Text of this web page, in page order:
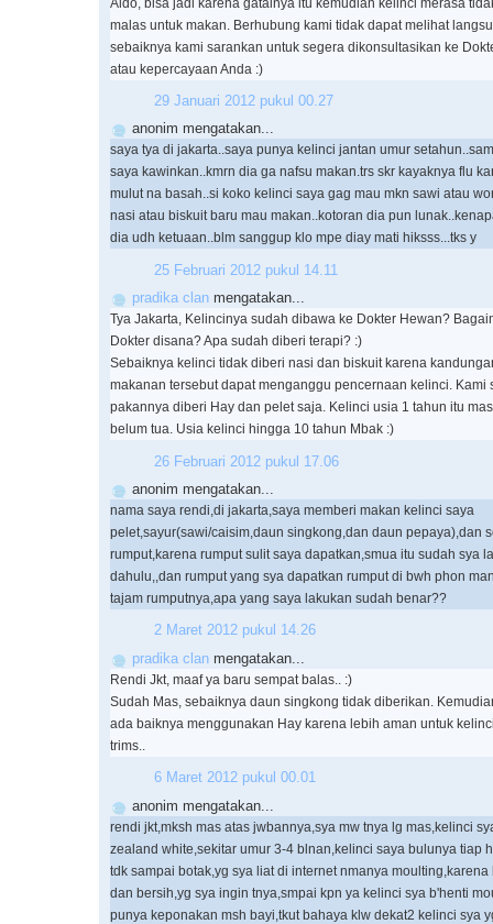
malas untuk makan. Berhubung kami tidak dapat melihat
sebaiknya kami sarankan untuk segera dikonsultasikan ke
atau kepercayaan Anda :)
29 Januari 2012 pukul 00.27
anonim mengatakan...
saya tya di jakarta..saya punya kelinci jantan umur
saya kawinkan..kmrn dia ga nafsu makan.trs skr kayaknya flu
mulut na basah..si koko kelinci saya gag mau mkn sawi atau
nasi atau biskuit baru mau makan..kotoran dia pun
dia udh ketuaan..blm sanggup klo mpe diay mati hiksss...tks y
25 Februari 2012 pukul 14.11
pradika clan mengatakan...
Tya Jakarta, Kelincinya sudah dibawa ke Dokter Hewan?
Dokter disana? Apa sudah diberi terapi? :)
Sebaiknya kelinci tidak diberi nasi dan biskuit karena
makanan tersebut dapat menganggu pencernaan kelinci. Kami
pakannya diberi Hay dan pelet saja. Kelinci usia 1 tahun itu
belum tua. Usia kelinci hingga 10 tahun Mbak :)
26 Februari 2012 pukul 17.06
anonim mengatakan...
nama saya rendi,di jakarta,saya memberi makan kelinci saya
pelet,sayur(sawi/caisim,daun singkong,dan daun pepaya),dan
rumput,karena rumput sulit saya dapatkan,smua itu sudah sya
dahulu,,dan rumput yang sya dapatkan rumput di bwh phon
tajam rumputnya,apa yang saya lakukan sudah benar??
2 Maret 2012 pukul 14.26
pradika clan mengatakan...
Rendi Jkt, maaf ya baru sempat balas.. :)
Sudah Mas, sebaiknya daun singkong tidak diberikan.
ada baiknya menggunakan Hay karena lebih aman untuk
trims..
6 Maret 2012 pukul 00.01
anonim mengatakan...
rendi jkt,mksh mas atas jwbannya,sya mw tnya lg mas,kelinci
zealand white,sekitar umur 3-4 blnan,kelinci saya bulunya tiap
tdk sampai botak,yg sya liat di internet nmanya moulting,karena
dan bersih,yg sya ingin tnya,smpai kpn ya kelinci sya b'henti
punya keponakan msh bayi,tkut bahaya klw dekat2 kelinci sya